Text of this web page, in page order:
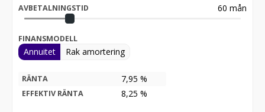
AVBETALNINGSTID 60 mån
FINANSMODELL
Annuitet Rak amortering
RÄNTA 7,95 %
EFFEKTIV RÄNTA 8,25 %